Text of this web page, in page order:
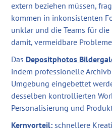
extern beziehen müssen,
kommen in inkonsistenten
unklar und die Teams für
damit, vermeidbare
Das Depositphotos
indem professionelle
Umgebung eingebettet
desselben kontrollierten
Personalisierung und
Kernvorteil: schnellere